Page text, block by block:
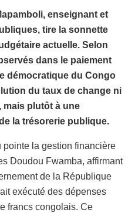
enseignant et
tire la sonnette
actuelle. Selon
dans le paiement
démocratique du Congo
du taux de change ni
mais plutôt à une
la trésorerie publique.
pointe la gestion financière
Doudou Fwamba, affirmant
de la République
exécuté des dépenses
francs congolais. Ce